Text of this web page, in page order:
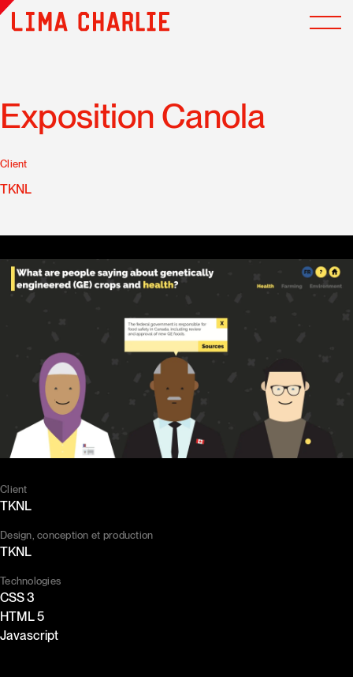
Exposition Canola
Client
TKNL
Client
TKNL
Design, conception et production
TKNL
Technologies
CSS 3
HTML 5
Javascript